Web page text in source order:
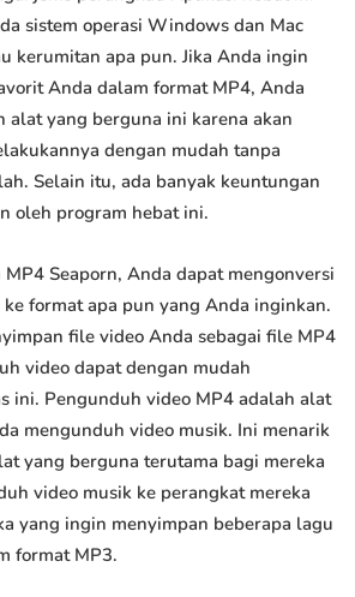
sistem operasi Windows dan Mac
kerumitan apa pun. Jika Anda ingin
Anda dalam format MP4, Anda
alat yang berguna ini karena akan
dengan mudah tanpa
Selain itu, ada banyak keuntungan
oleh program hebat ini.
Seaporn, Anda dapat mengonversi
format apa pun yang Anda inginkan.
file video Anda sebagai file MP4
video dapat dengan mudah
ini. Pengunduh video MP4 adalah alat
mengunduh video musik. Ini menarik
yang berguna terutama bagi mereka
video musik ke perangkat mereka
yang ingin menyimpan beberapa lagu
format MP3.